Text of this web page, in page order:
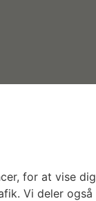
for at vise dig
Vi deler også